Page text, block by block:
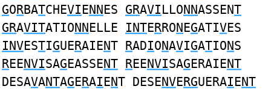
GORBATCHEVIENNES GRAVILLONNASSENT
GRAVITATIONNELLE INTERRONEGATIVES
INVESTIGUERAIENT RADIONAVIGATIONS
REENVISAGEASSENT REENVISAGERAIENT
DESAVANTAGERAIENT DESENVERGUERAIENT